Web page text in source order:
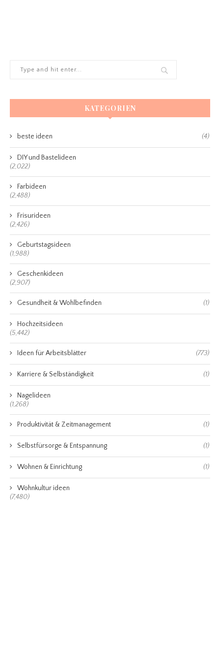
KATEGORIEN
beste ideen (4)
DIY und Bastelideen
(2,022)
Farbideen
(2,488)
Frisurideen
(2,426)
Geburtstagsideen
(1,988)
Geschenkideen
(2,907)
Gesundheit & Wohlbefinden (1)
Hochzeitsideen
(5,442)
Ideen für Arbeitsblätter (773)
Karriere & Selbständigkeit (1)
Nagelideen
(1,268)
Produktivität & Zeitmanagement (1)
Selbstfürsorge & Entspannung (1)
Wohnen & Einrichtung (1)
Wohnkultur ideen
(7,480)